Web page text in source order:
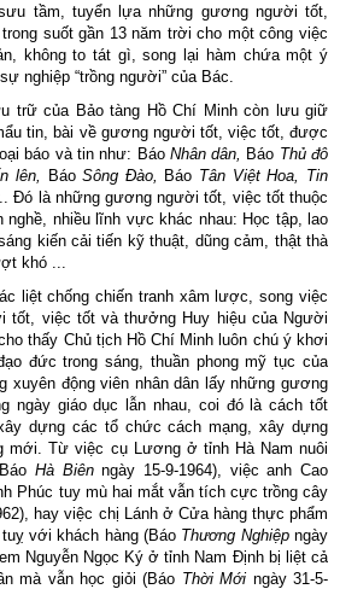
tầm, tuyển lựa những gương người tốt,
suốt gần 13 năm trời cho một công việc
không to tát gì, song lại hàm chứa một ý
nghiệp “trồng người” của Bác.
trữ của Bảo tàng Hồ Chí Minh còn lưu giữ
tin, bài về gương người tốt, việc tốt, được
báo và tin như: Báo Nhân dân, Báo Thủ đô
lên, BáoSông Đào, Báo Tân Việt Hoa, Tin
Đó là những gương người tốt, việc tốt thuộc
nghề, nhiều lĩnh vực khác nhau: Học tập, lao
kiến cải tiến kỹ thuật, dũng cảm, thật thà
khó ...
liệt chống chiến tranh xâm lược, song việc
tốt, việc tốt và thưởng Huy hiệu của Người
thấy Chủ tịch Hồ Chí Minh luôn chú ý khơi
đức trong sáng, thuần phong mỹ tục của
xuyên động viên nhân dân lấy những gương
ngày giáo dục lẫn nhau, coi đó là cách tốt
dựng các tổ chức cách mạng, xây dựng
mới. Từ việc cụ Lương ở tỉnh Hà Nam nuôi
Hà Biênngày 15-9-1964), việc anh Cao
Phúc tuy mù hai mắt vẫn tích cực trồng cây
hay việc chị Lánh ở Cửa hàng thực phẩm
với khách hàng (Báo Thương Nghiệpngày
Nguyễn Ngọc Ký ở tỉnh Nam Định bị liệt cả
mà vẫn học giỏi (Báo Thời Mới ngày 31-5-